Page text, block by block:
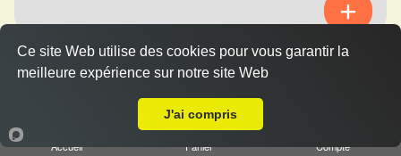
Pizza mexicaine
10.00 €
Accueil Panier Compte
Ce site Web utilise des cookies pour vous garantir la
meilleure expérience sur notre site Web
J'ai compris